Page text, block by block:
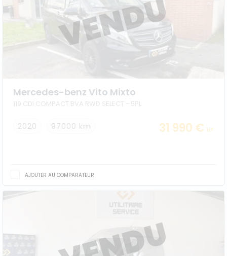
Mercedes-benz Vito Mixto
119 CDI COMPACT BVA RWD SELECT - 5PL
2020 97000 km 31 990 € HT
AJOUTER AU COMPARATEUR